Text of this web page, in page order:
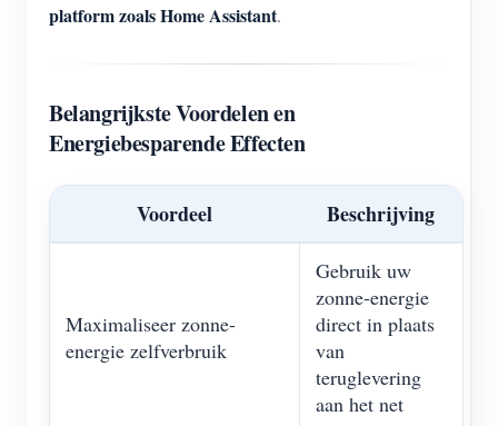
platform zoals Home Assistant.
Belangrijkste Voordelen en
Energiebesparende Effecten
Voordeel Beschrijving
Maximaliseer zonne-
energie zelfverbruik
Gebruik uw
zonne-energie
direct in plaats
van
teruglevering
aan het net